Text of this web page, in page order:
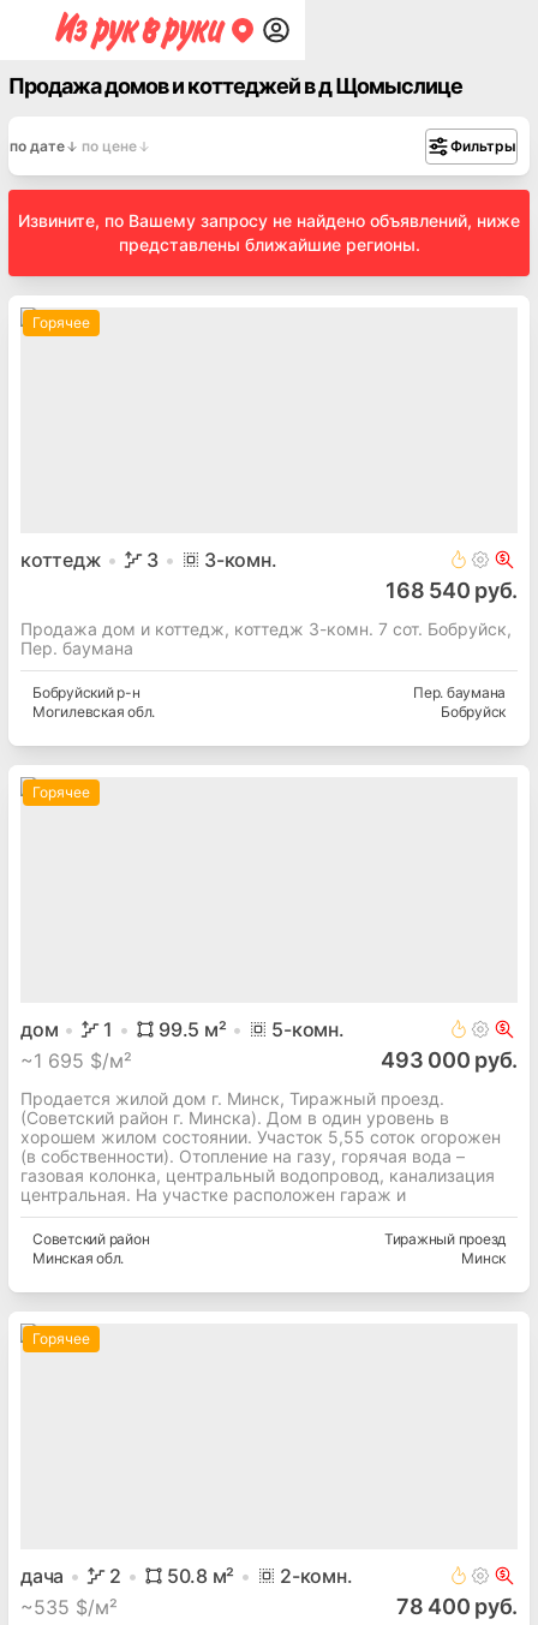
Продажа домов и коттеджей в д Щомыслице
по дате по цене Фильтры
Извините, по Вашему запросу не найдено объявлений, ниже
представлены ближайшие регионы.
Горячее
коттедж 3 3-комн.
168 540 руб.
Продажа дом и коттедж, коттедж 3-комн. 7 сот. Бобруйск,
Пер. баумана
Бобруйскийр-н
Могилевская обл.
Пер. баумана
Бобруйск
Горячее
дом 1 99.5 м² 5-комн.
~1 695 $/м² 493 000 руб.
Продается жилой дом г. Минск, Тиражный проезд.
(Советский район г. Минска). Дом в один уровень в
хорошем жилом состоянии. Участок 5,55 соток огорожен
(в собственности). Отопление на газу, горячая вода –
газовая колонка, центральный водопровод, канализация
центральная. На участке расположен гараж и
Советскийрайон
Минская обл.
Тиражный проезд
Минск
Горячее
дача 2 50.8 м² 2-комн.
~535 $/м² 78 400 руб.